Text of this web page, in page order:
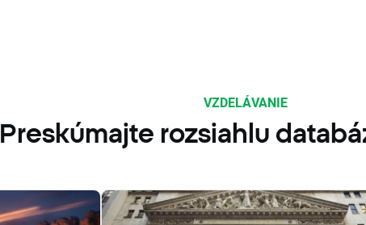
VZDELÁVANIE
Preskúmajte rozsiahlu